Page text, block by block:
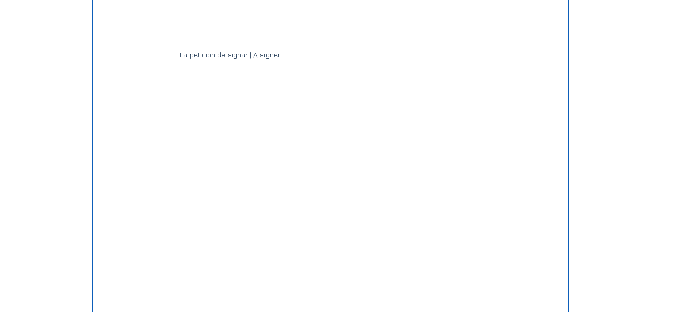
La peticion de signar | A signer !